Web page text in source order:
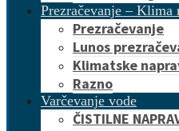
Prezračevanje – Klima
Prezračevanje
Lunos
Klimatske
Razno
Varčevanje vode
ČISTILNE